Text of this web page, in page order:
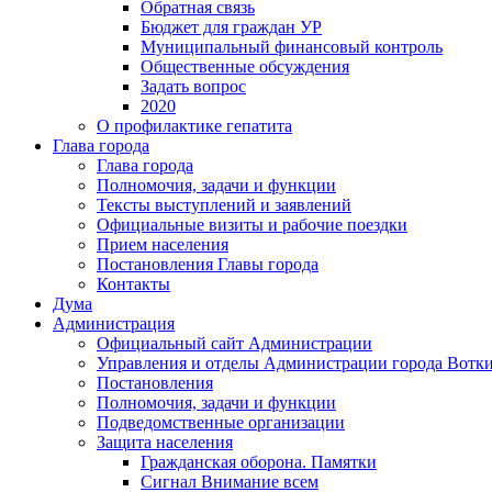
Обратная связь
Бюджет для граждан УР
Муниципальный финансовый контроль
Общественные обсуждения
Задать вопрос
2020
О профилактике гепатита
Глава города
Глава города
Полномочия, задачи и функции
Тексты выступлений и заявлений
Официальные визиты и рабочие поездки
Прием населения
Постановления Главы города
Контакты
Дума
Администрация
Официальный сайт Администрации
Управления и отделы Администрации города
Постановления
Полномочия, задачи и функции
Подведомственные организации
Защита населения
Гражданская оборона. Памятки
Сигнал Внимание всем